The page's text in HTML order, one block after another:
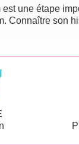
est une étape
Connaître son